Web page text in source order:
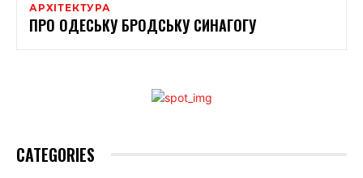
АРХІТЕКТУРА
ПРО ОДЕСЬКУ БРОДСЬКУ СИНАГОГУ
CATEGORIES